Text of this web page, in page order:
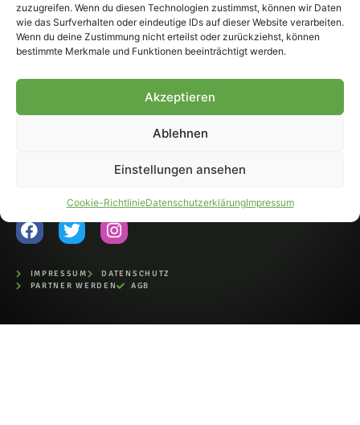
zuzugreifen. Wenn du diesen Technologien zustimmst, können wir Daten
wie das Surfverhalten oder eindeutige IDs auf dieser Website verarbeiten.
Wenn du deine Zustimmung nicht erteilst oder zurückziehst, können
bestimmte Merkmale und Funktionen beeinträchtigt werden.
Akzeptieren
Ablehnen
Einstellungen ansehen
Cookie-RichtlinieDatenschutzerklärungImpressum
© 2007-2026 Fohlen-Hautnah.de
– Alle rechte vorbehalten.
Fohlen-Hautnah.de ist ein
offiziell eingetragenes Magazin
bei der Deutschen
Nationalbibliothek (ISSN 1868-
auszugsweise, nur mit
IMPRESSUM
DATENSCHUTZ
PARTNER WERDEN
AGB